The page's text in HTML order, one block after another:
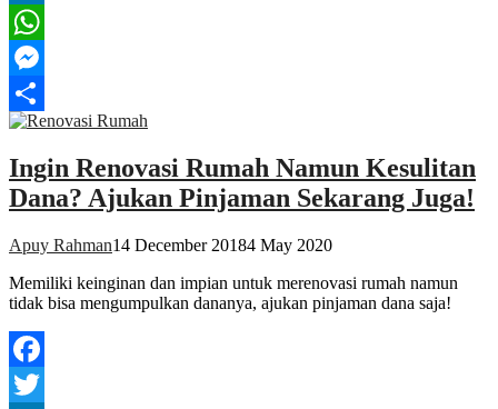
LinkedIn
WhatsApp
Messenger
Share
Ingin Renovasi Rumah Namun Kesulitan
Dana? Ajukan Pinjaman Sekarang Juga!
Apuy Rahman14 December 20184 May 2020
Memiliki keinginan dan impian untuk merenovasi rumah namun
tidak bisa mengumpulkan dananya, ajukan pinjaman dana saja!
Facebook